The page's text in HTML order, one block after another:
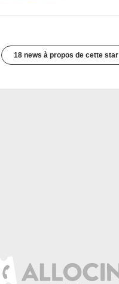
18 news à propos de cette star